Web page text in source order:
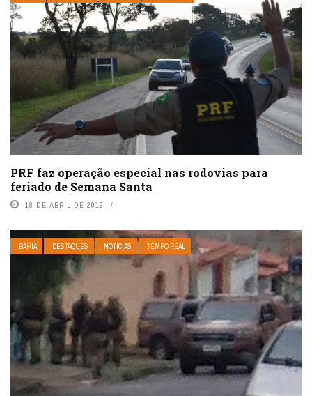
PRF faz operação especial nas rodovias para
feriado de Semana Santa
18 DE ABRIL DE 2019
BAHIA DESTAQUES NOTÍCIAS TEMPO REAL